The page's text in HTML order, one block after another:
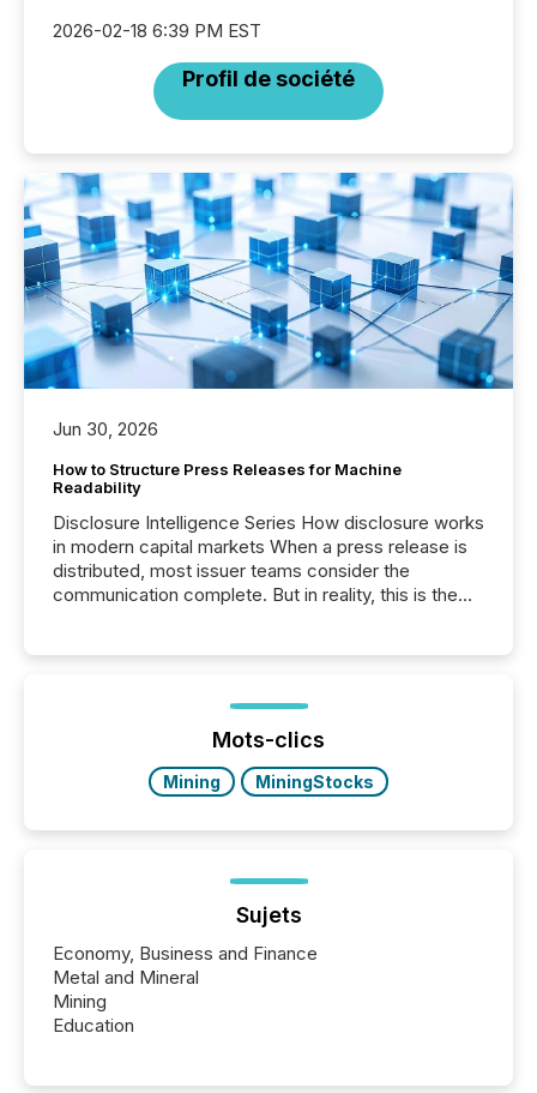
2026-02-18 6:39 PM EST
Profil de société
Jun 30, 2026
How to Structure Press Releases for Machine
Readability
Disclosure Intelligence Series How disclosure works
in modern capital markets When a press release is
distributed, most issuer teams consider the
communication complete. But in reality, this is the
Before many investors read a press release,
machines identify companies, extract key facts,...
Mots-clics
Mining MiningStocks
Sujets
Economy, Business and Finance
Metal and Mineral
Mining
Education